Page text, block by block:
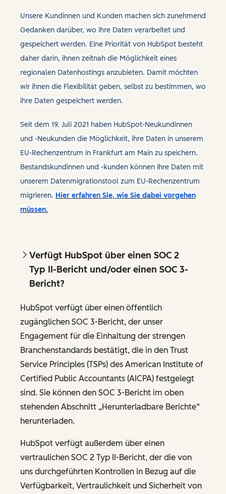
Unsere Kundinnen und Kunden machen sich zunehmend
Gedanken darüber, wo ihre Daten verarbeitet und
gespeichert werden. Eine Priorität von HubSpot besteht
daher darin, ihnen zeitnah die Möglichkeit eines
regionalen Datenhostings anzubieten. Damit möchten
wir ihnen die Flexibilität geben, selbst zu bestimmen, wo
ihre Daten gespeichert werden.
Seit dem 19. Juli 2021 haben HubSpot-Neukundinnen
und -Neukunden die Möglichkeit, ihre Daten in unserem
EU-Rechenzentrum in Frankfurt am Main zu speichern.
Bestandskundinnen und -kunden können ihre Daten mit
unserem Datenmigrationstool zum EU-Rechenzentrum
migrieren. Hier erfahren Sie, wie Sie dabei vorgehen
müssen.
Verfügt HubSpot über einen SOC 2
Typ II-Bericht und/oder einen SOC 3-
Bericht?
HubSpot verfügt über einen öffentlich
zugänglichen SOC 3-Bericht, der unser
Engagement für die Einhaltung der strengen
Branchenstandards bestätigt, die in den Trust
Service Principles (TSPs) des American Institute of
Certified Public Accountants (AICPA) festgelegt
sind. Sie können den SOC 3-Bericht im oben
stehenden Abschnitt „Herunterladbare Berichte“
herunterladen.
HubSpot verfügt außerdem über einen
vertraulichen SOC 2 Typ II-Bericht, der die von
uns durchgeführten Kontrollen in Bezug auf die
Verfügbarkeit, Vertraulichkeit und Sicherheit von